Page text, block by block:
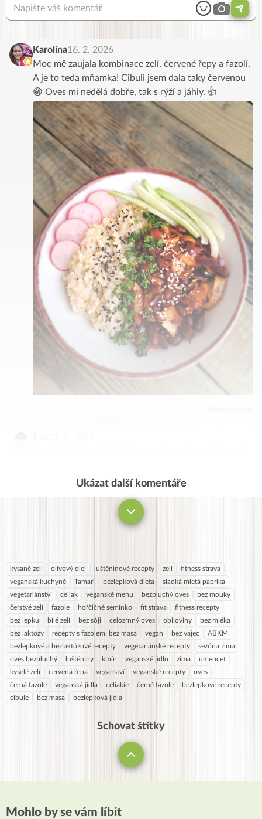
Karolína16. 2. 2026
Moc mě zaujala kombinace zelí, červené řepy a fazolí.
A je to teda mňamka! Cibuli jsem dala taky červenou
😁 Oves mi nedělá dobře, tak s rýží a jáhly. 👍
Komentovat
Ukázat další komentáře
kysané zelí olivový olej luštěninové recepty zelí
fitness strava
veganská kuchyně
Tamari bezlepková dieta
sladká mletá paprika
vegetariánství
celiak veganské menu bezpluchý oves
bez mouky
čerstvé zelí
fazole hořčičné semínko fit strava
fitness recepty
bez lepku
bílé zelí bez sóji celozrnný oves obiloviny
bez mléka
bez laktózy
recepty s fazolemi bez masa vegan bez vajec
ABKM
bezlepkové a bezlaktózové recepty
vegetariánské recepty
sezóna zima
oves bezpluchý
luštěniny kmín veganské jídlo zima
umeocet
kyselé zelí
červená řepa veganství veganské recepty
oves
černá fazole
veganská jídla celiakie černé fazole
bezlepkové recepty
cibule
bez masa bezlepková jídla
Schovat štítky
Mohlo by se vám líbit